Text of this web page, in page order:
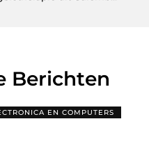
Berichten
EN COMPUTERS